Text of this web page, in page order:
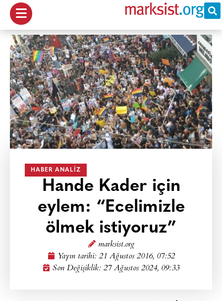
HABER ANALIZ
Hande Kader için
eylem: “Ecelimizle
ölmek istiyoruz”
marksist.org
Yayın tarihi: 21 Ağustos 2016, 07:52
Son Değişiklik: 27 Ağustos 2024, 09:33